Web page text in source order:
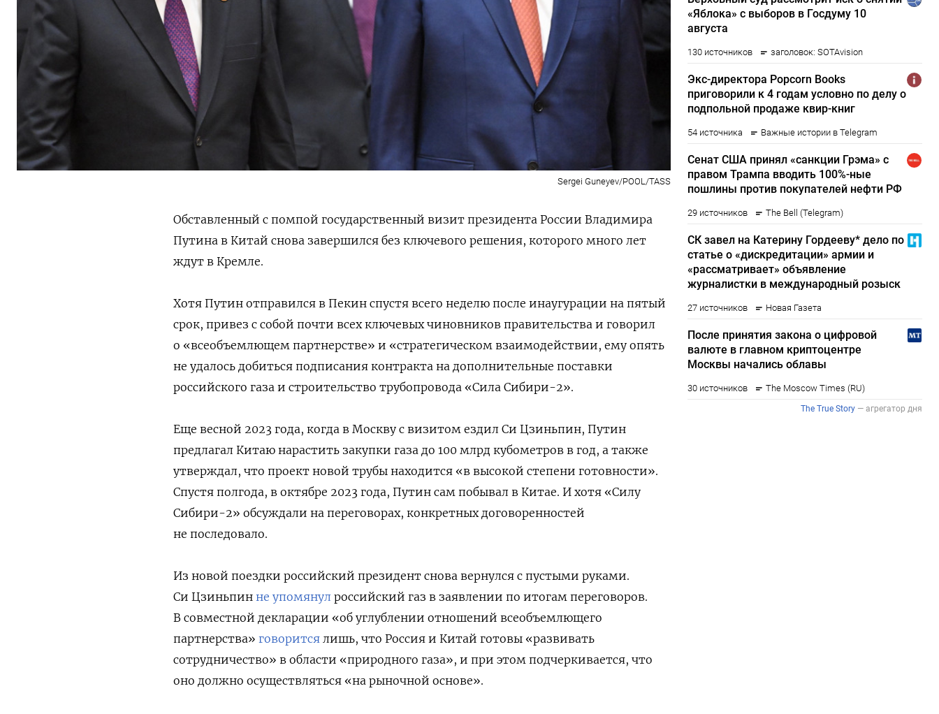
Sergei Guneyev/POOL/TASS
Обставленный с помпой государственный визит президента России Владимира
Путина в Китай снова завершился без ключевого решения, которого много лет
ждут в Кремле.
Хотя Путин отправился в Пекин спустя всего неделю после инаугурации на пятый
срок, привез с собой почти всех ключевых чиновников правительства и говорил
о «всеобъемлющем партнерстве» и «стратегическом взаимодействии, ему опять
не удалось добиться подписания контракта на дополнительные поставки
российского газа и строительство трубопровода «Сила Сибири-2».
Еще весной 2023 года, когда в Москву с визитом ездил Си Цзиньпин, Путин
предлагал Китаю нарастить закупки газа до 100 млрд кубометров в год, а также
утверждал, что проект новой трубы находится «в высокой степени готовности».
Спустя полгода, в октябре 2023 года, Путин сам побывал в Китае. И хотя «Силу
Сибири-2» обсуждали на переговорах, конкретных договоренностей
не последовало.
Из новой поездки российский президент снова вернулся с пустыми руками.
Си Цзиньпин не упомянул российский газ в заявлении по итогам переговоров.
В совместной декларации «об углублении отношений всеобъемлющего
партнерства» говорится лишь, что Россия и Китай готовы «развивать
сотрудничество» в области «природного газа», и при этом подчеркивается, что
оно должно осуществляться «на рыночной основе».